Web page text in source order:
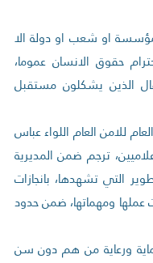
مؤسسة او شعب او دولة الا
حقوق الانسان عموما،
الذين يشكلون مستقبل
للامن العام اللواء عباس
ترجم ضمن المديرية
التي تشهدها، بانجازات
ومهماتها، ضمن حدود
ورعاية من هم دون سن